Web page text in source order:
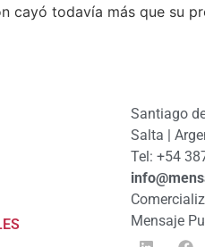
cayó todavía más que su
Santiago
Salta |
Tel: +54
Mensaje